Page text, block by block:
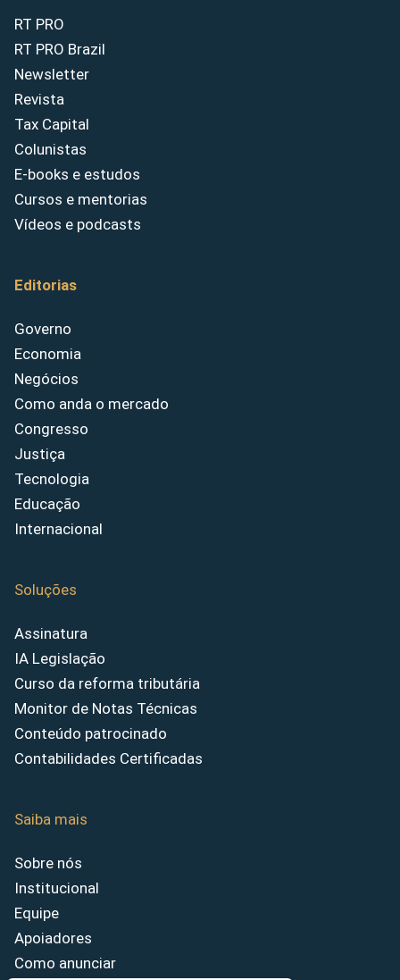
RT PRO
RT PRO Brazil
Newsletter
Revista
Tax Capital
Colunistas
E-books e estudos
Cursos e mentorias
Vídeos e podcasts
Editorias
Governo
Economia
Negócios
Como anda o mercado
Congresso
Justiça
Tecnologia
Educação
Internacional
Soluções
Assinatura
IA Legislação
Curso da reforma tributária
Monitor de Notas Técnicas
Conteúdo patrocinado
Contabilidades Certificadas
Saiba mais
Sobre nós
Institucional
Equipe
Apoiadores
Como anunciar